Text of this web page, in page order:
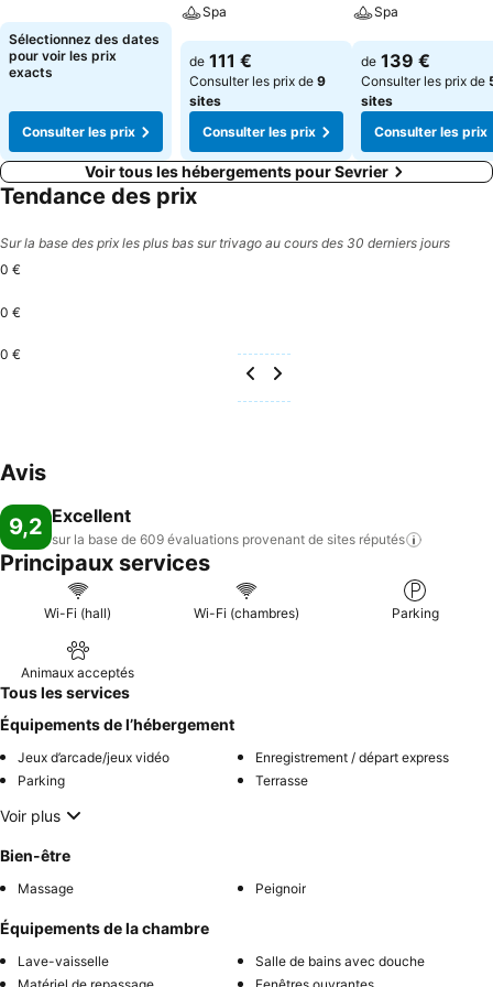
Sélectionnez des dates
pour voir les prix
exacts
Consulter les prix
Spa
Consulter les prix
de 111 €
Consulter les prix de 9
sites
Consulter les prix
Spa
Consulter les
de 139 €
Consulter les prix de
sites
Consulter les prix
Voir tous les hébergements pour Sevrier
Tendance des prix
Sur la base des prix les plus bas sur trivago au cours des 30 derniers jours
0 €
0 €
0 €
Avis
9,2 Excellent
sur la base de 609 évaluations provenant de sites réputés
Principaux services
Wi-Fi (hall) Wi-Fi (chambres) Parking
Animaux acceptés
Tous les services
Équipements de l’hébergement
Jeux d’arcade/jeux vidéo
Enregistrement / départ express
Parking
Terrasse
Voir plus
Bien-être
Massage Peignoir
Équipements de la chambre
Lave-vaisselle
Salle de bains avec douche